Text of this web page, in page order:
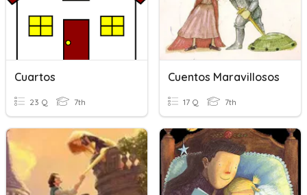
Cuartos
23 Q 7th
Cuentos Maravillosos
17 Q 7th